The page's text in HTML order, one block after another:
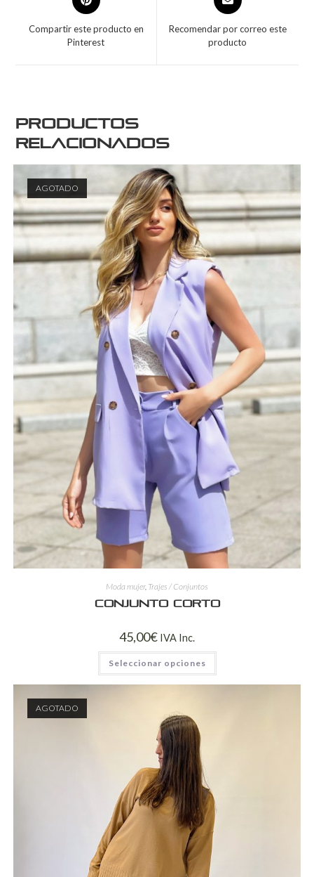
Compartir este producto en
Pinterest
Recomendar por correo este
producto
Productos
relacionados
AGOTADO
Moda mujer, Trajes / Conjuntos
Conjunto corto
45,00€ IVA Inc.
Seleccionar opciones
AGOTADO